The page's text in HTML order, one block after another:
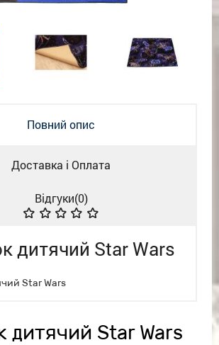
Повний опис
Доставка і Оплата
Відгуки(0)
дитячий Star Wars
Star Wars
дитячий Star Wars